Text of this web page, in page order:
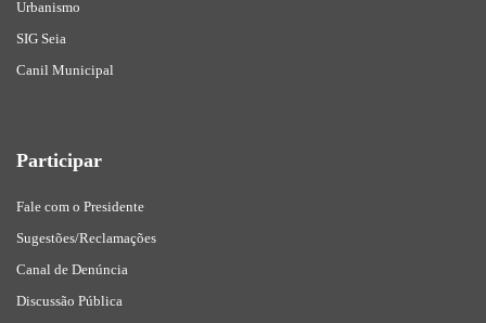
Urbanismo
SIG Seia
Canil Municipal
Participar
Fale com o Presidente
Sugestões/Reclamações
Canal de Denúncia
Discussão Pública